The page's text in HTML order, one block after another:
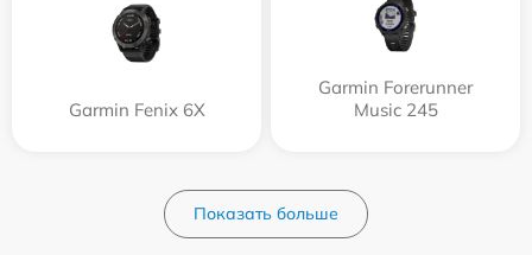
Garmin Fenix 6X
Garmin Forerunner
Music 245
Показать больше